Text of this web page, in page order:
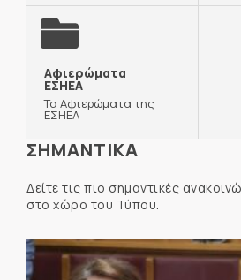
Αφιερώματα
ΕΣΗΕΑ
Τα Αφιερώματα της
ΕΣΗΕΑ
ΣΗΜΑΝΤΙΚΑ
Δείτε τις πιο σημαντικές
στο χώρο του Τύπου.